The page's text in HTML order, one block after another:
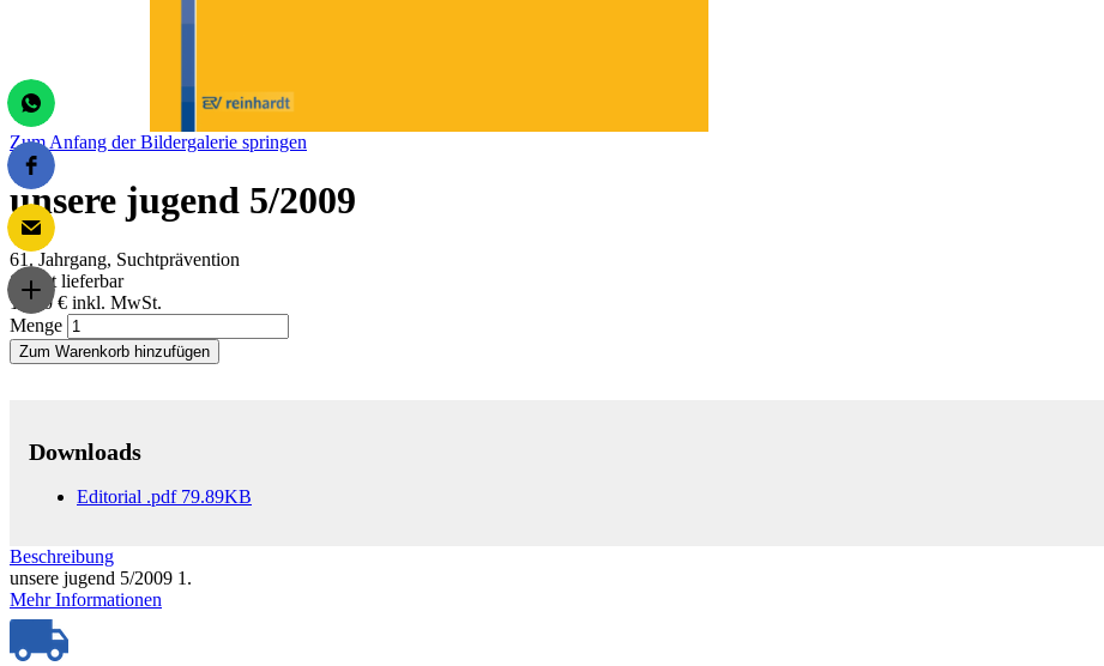
Zum Anfang der Bildergalerie springen
unsere jugend 5/2009
61. Jahrgang, Suchtprävention
Sofort lieferbar
17,00 € inkl. MwSt.
Menge
Zum Warenkorb hinzufügen
Downloads
Editorial .pdf 79.89KB
Beschreibung
unsere jugend 5/2009 1.
Mehr Informationen